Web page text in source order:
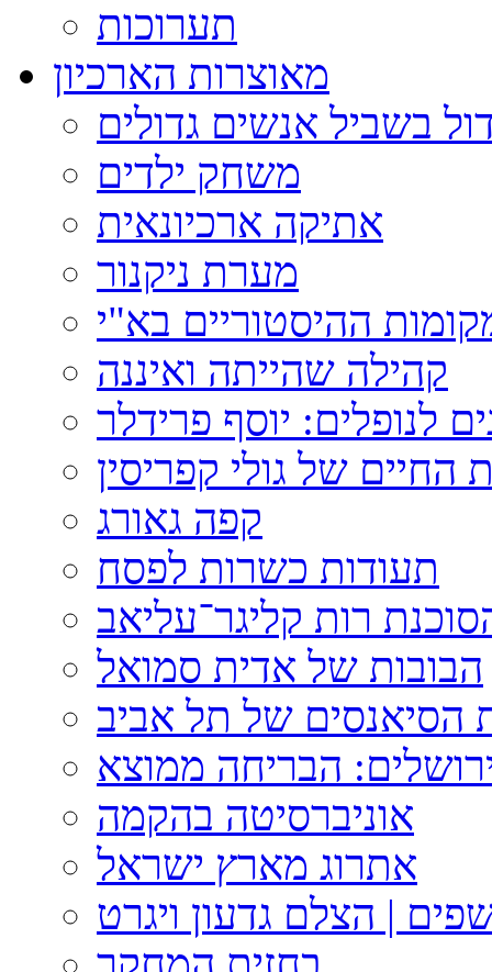
תערוכות
מאוצרות הארכיון
בשביל אנשים גדולים
משחק ילדים
אתיקה ארכיונאית
מערת ניקנור
ההיסטוריים בא"י
קהילה שהייתה ואיננה
לנופלים: יוסף פרידלר
החיים של גולי קפריסין
קפה גאורג
תעודות כשרות לפסח
רות קליגר־עליאב
הבובות של אדית סמואל
של תל אביב
הבריחה ממוצא
אוניברסיטה בהקמה
אתרוג מארץ ישראל
| הצלם גדעון ויגרט